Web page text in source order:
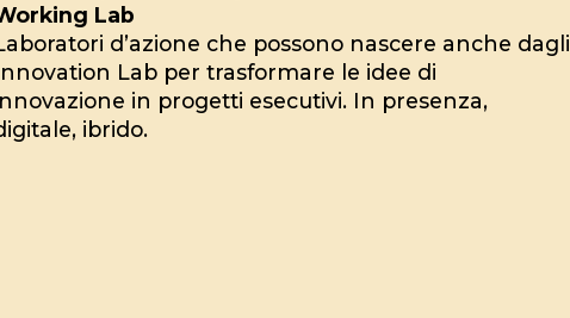
Lab
d’azione che possono nascere anche dagli
Lab per trasformare le idee di
in progetti esecutivi. In presenza,
ibrido.